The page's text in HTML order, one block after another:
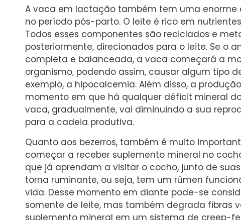
A vaca em lactação também tem uma enorme
no período pós-parto. O leite é rico em
Todos esses componentes são reciclados e
posteriormente, direcionados para o leite. Se o
completa e balanceada, a vaca começará a
organismo, podendo assim, causar algum tipo
exemplo, a hipocalcemia. Além disso, a
momento em que há qualquer déficit mineral
vaca, gradualmente, vai diminuindo a sua
para a cadeia produtiva.
Quanto aos bezerros, também é muito
começar a receber suplemento mineral no
que já aprendam a visitar o cocho, junto de
torna ruminante, ou seja, tem um rúmen
vida. Desse momento em diante pode-se
somente de leite, mas também degrada fibras
suplemento mineral em um sistema de creep-